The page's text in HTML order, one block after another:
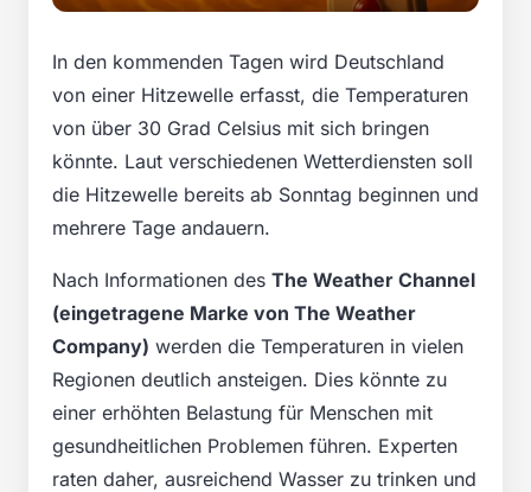
In den kommenden Tagen wird Deutschland
von einer Hitzewelle erfasst, die Temperaturen
von über 30 Grad Celsius mit sich bringen
könnte. Laut verschiedenen Wetterdiensten soll
die Hitzewelle bereits ab Sonntag beginnen und
mehrere Tage andauern.
Nach Informationen des The Weather Channel
(eingetragene Marke von The Weather
Company) werden die Temperaturen in vielen
Regionen deutlich ansteigen. Dies könnte zu
einer erhöhten Belastung für Menschen mit
gesundheitlichen Problemen führen. Experten
raten daher, ausreichend Wasser zu trinken und